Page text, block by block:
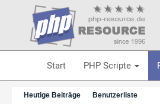
Start PHP Scripte
Heutige Beiträge Benutzerliste